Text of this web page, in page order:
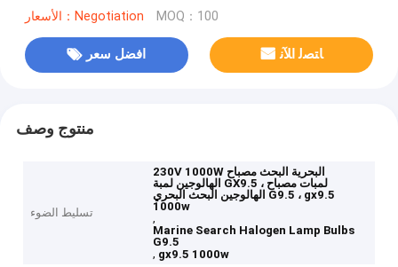
الأسعار：Negotiation MOQ：100
افضل سعر ﺎﺘﺼﻟ ﺍﻶﻧ
منتوج وصف
تسليط الضوء
230V 1000W البحرية البحث مصباح
الهالوجين لمبة GX9.5 ، لمبات مصباح
الهالوجين البحث البحري G9.5 ، gx9.5
1000w
,
Marine Search Halogen Lamp Bulbs
G9.5
, gx9.5 1000w